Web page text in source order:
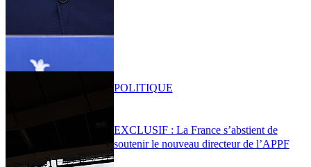
EXCLUSIF : La France s’abstient de
soutenir le nouveau directeur de l’APPF
POLITIQUE